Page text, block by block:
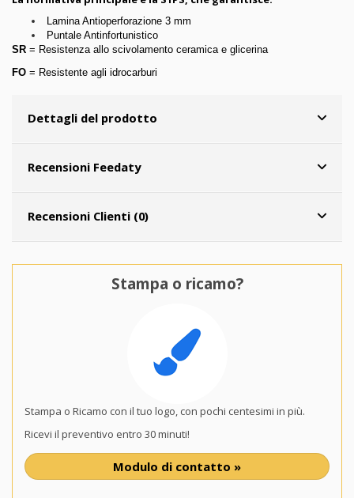
Lamina Antioperforazione 3 mm
Puntale Antinfortunistico
SR = Resistenza allo scivolamento ceramica e glicerina
FO = Resistente agli idrocarburi
Dettagli del prodotto
Recensioni Feedaty
Recensioni Clienti (0)
Stampa o ricamo?
Stampa o Ricamo con il tuo logo, con pochi centesimi in più.
Ricevi il preventivo entro 30 minuti!
Modulo di contatto »